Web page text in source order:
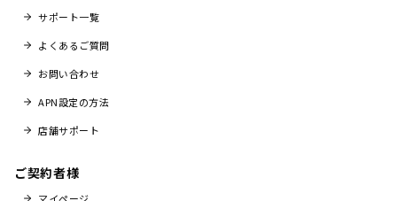
サポート一覧
よくあるご質問
お問い合わせ
APN設定の方法
店舗サポート
ご契約者様